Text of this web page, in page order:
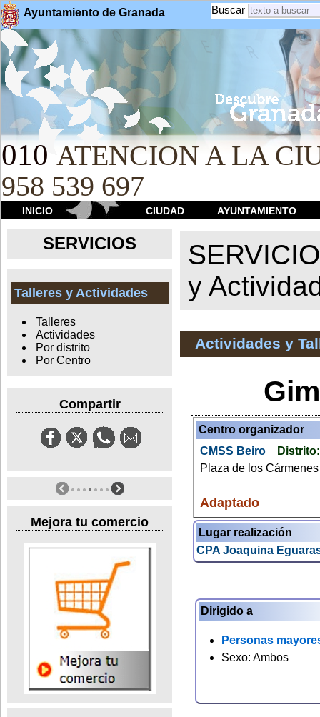
Ayuntamiento de Granada Buscar
010 ATENCION A LA
958 539 697
INICIO CIUDAD AYUNTAMIENTO
SERVICIOS
Talleres y Actividades
Talleres
Actividades
Por distrito
Por Centro
Compartir
Mejora tu comercio
y
Actividades y
Centro organizador
CMSS Beiro
Plaza de los Cármenes
Adaptado
Lugar realización
CPA Joaquina
Dirigido a
Personas
Sexo: Ambos